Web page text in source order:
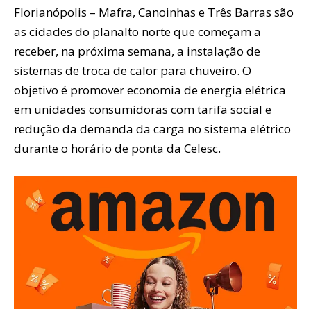
Florianópolis – Mafra, Canoinhas e Três Barras são
as cidades do planalto norte que começam a
receber, na próxima semana, a instalação de
sistemas de troca de calor para chuveiro. O
objetivo é promover economia de energia elétrica
em unidades consumidoras com tarifa social e
redução da demanda da carga no sistema elétrico
durante o horário de ponta da Celesc.